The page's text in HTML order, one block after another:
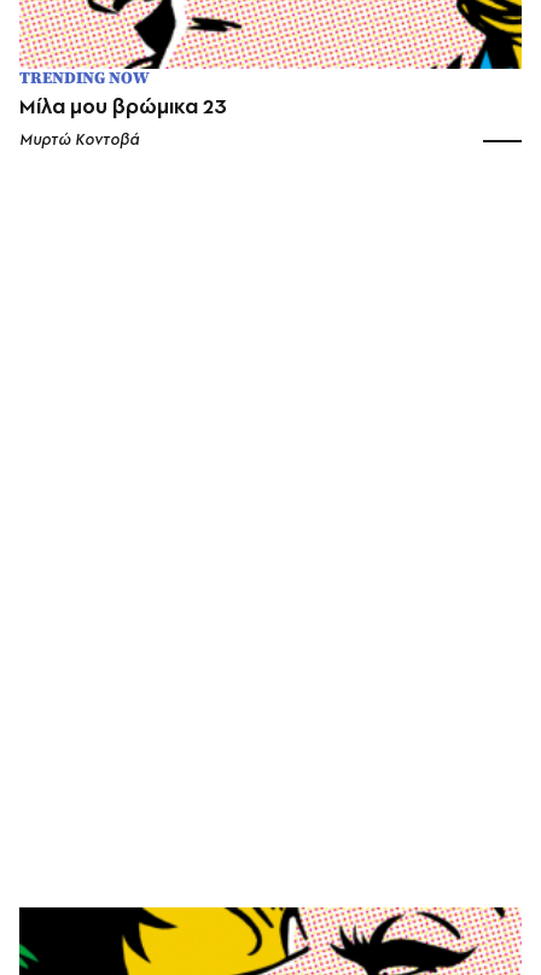
TRENDING NOW
Μίλα μου βρώμικα 23
Μυρτώ Κοντοβά